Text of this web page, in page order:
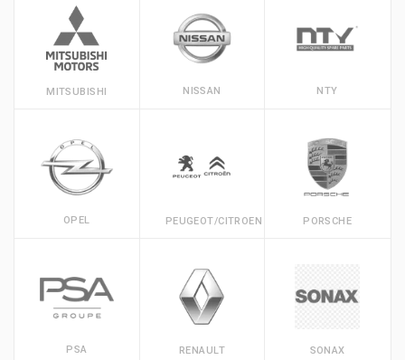
MITSUBISHI NISSAN NTY
OPEL PEUGEOT/CITROEN PORSCHE
PSA RENAULT SONAX